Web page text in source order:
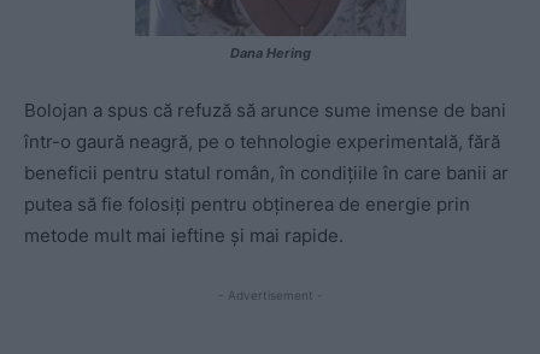
Dana Hering
Bolojan a spus că refuză să arunce sume imense de bani
într-o gaură neagră, pe o tehnologie experimentală, fără
beneficii pentru statul român, în condițiile în care banii ar
putea să fie folosiți pentru obținerea de energie prin
metode mult mai ieftine și mai rapide.
- Advertisement -